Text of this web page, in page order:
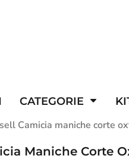
CATEGORIE
Camicia maniche corte
Maniche Corte